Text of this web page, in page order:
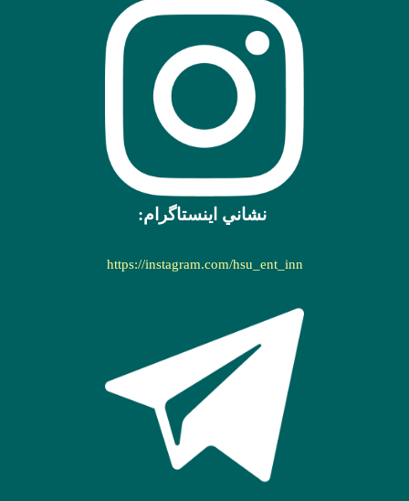
نشاني اينستاگرام:
https://instagram.com/hsu_ent_inn